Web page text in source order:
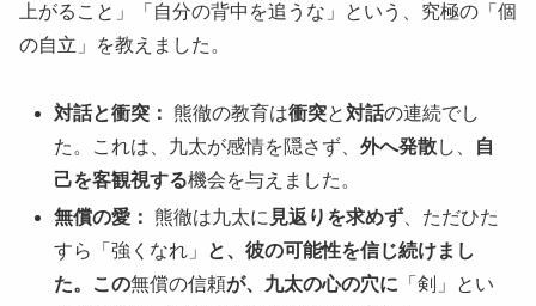
上がること」「自分の背中を追うな」という、究極の「個
の自立」を教えました。
対話と衝突： 熊徹の教育は衝突と対話の連続でし
た。これは、九太が感情を隠さず、外へ発散し、
自
己を客観視する機会を与えました。
無償の愛：
熊徹は九太に 見返りを求めず 、ただひた
すら「強くなれ」
と、彼の可能性を信じ続けまし
た。この無償の信頼が、九太の心の穴に 「剣」とい